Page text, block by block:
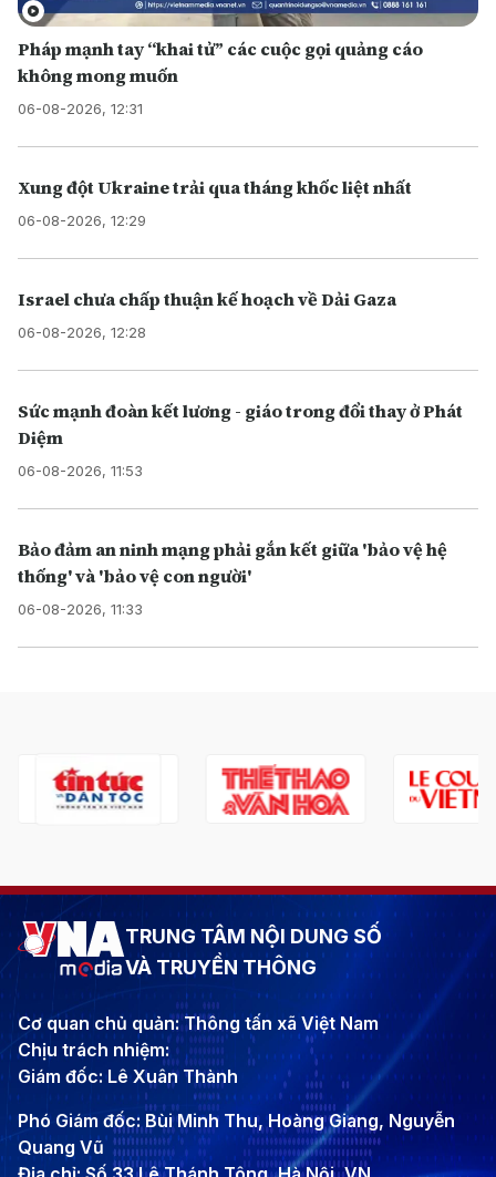
Pháp mạnh tay “khai tử” các cuộc gọi quảng cáo
không mong muốn
06-08-2026, 12:31
Xung đột Ukraine trải qua tháng khốc liệt nhất
06-08-2026, 12:29
Israel chưa chấp thuận kế hoạch về Dải Gaza
06-08-2026, 12:28
Sức mạnh đoàn kết lương - giáo trong đổi thay ở Phát
Diệm
06-08-2026, 11:53
Bảo đảm an ninh mạng phải gắn kết giữa 'bảo vệ hệ
thống' và 'bảo vệ con người'
06-08-2026, 11:33
TRUNG TÂM NỘI DUNG SỐ
VÀ TRUYỀN THÔNG
Cơ quan chủ quản: Thông tấn xã Việt Nam
Chịu trách nhiệm:
Giám đốc: Lê Xuân Thành
Phó Giám đốc: Bùi Minh Thu, Hoàng Giang, Nguyễn
Quang Vũ